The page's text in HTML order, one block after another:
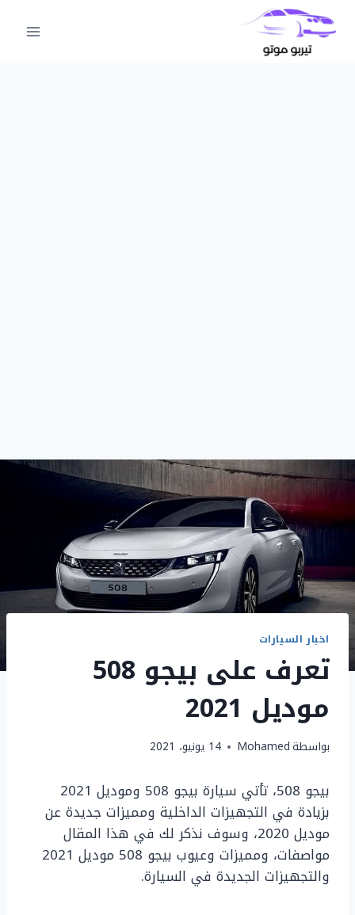
التجاوز
إلى
المحتوى
اخبار السيارات
تعرف على بيجو 508
موديل 2021
بواسطةMohamed 14 يونيو، 2021
بيجو 508، تأتي سيارة بيجو 508 وموديل 2021
بزيادة في التجهيزات الداخلية ومميزات جديدة عن
موديل 2020، وسوف نذكر لك في هذا المقال
مواصفات، ومميزات وعيوب بيجو 508 موديل 2021
والتجهيزات الجديدة في السيارة.